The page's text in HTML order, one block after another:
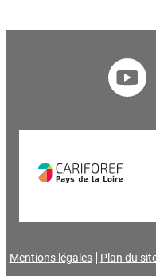
Mentions légales Plan du